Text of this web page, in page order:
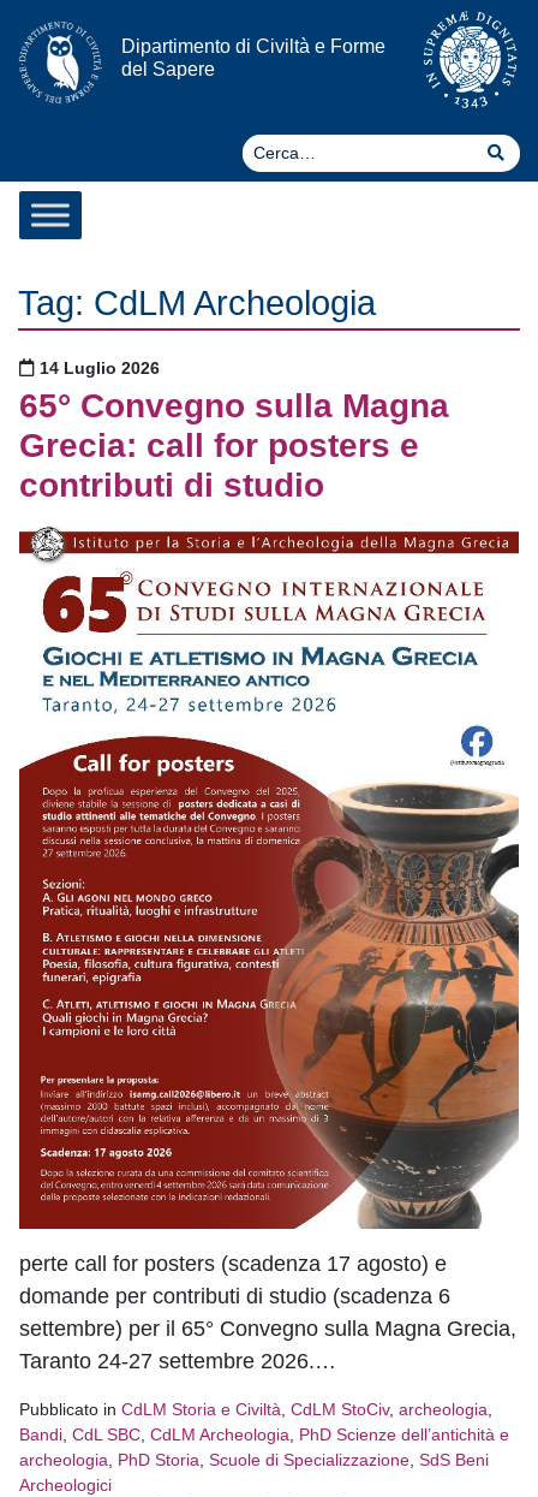
Vai al contenuto
Dipartimento di Civiltà e Forme
del Sapere
Tag: CdLM Archeologia
Pubblicato il
14 Luglio 2026
65° Convegno sulla Magna
Grecia: call for posters e
contributi di studio
perte call for posters (scadenza 17 agosto) e
domande per contributi di studio (scadenza 6
settembre) per il 65° Convegno sulla Magna Grecia,
Taranto 24-27 settembre 2026.…
Pubblicato in CdLM Storia e Civiltà, CdLM StoCiv, archeologia,
Bandi, CdL SBC, CdLM Archeologia, PhD Scienze dell’antichità e
archeologia, PhD Storia, Scuole di Specializzazione, SdS Beni
Archeologici